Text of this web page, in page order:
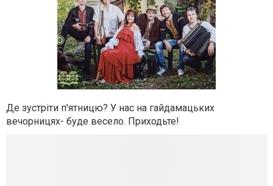
Де зустріти п'ятницю? У нас на гайдамацьких
вечорницях- буде весело. Приходьте!